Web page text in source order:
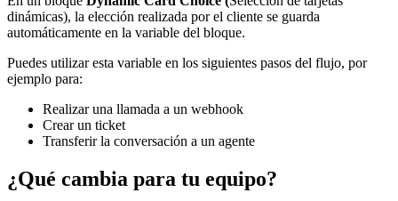
dinámicas), la elección realizada por el cliente se guarda
automáticamente en la variable del bloque.
Puedes utilizar esta variable en los siguientes pasos del flujo, por
ejemplo para:
Realizar una llamada a un webhook
Crear un ticket
Transferir la conversación a un agente
¿Qué cambia para tu equipo?